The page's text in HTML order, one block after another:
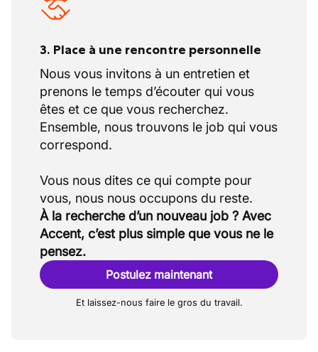
3. Place à une rencontre personnelle
Nous vous invitons à un entretien et
prenons le temps d’écouter qui vous
êtes et ce que vous recherchez.
Ensemble, nous trouvons le job qui vous
correspond.
Vous nous dites ce qui compte pour
À la recherche d’un nouveau job ? Avec
Accent, c’est plus simple que vous ne le
pensez.
Postulez maintenant
Et laissez-nous faire le gros du travail.